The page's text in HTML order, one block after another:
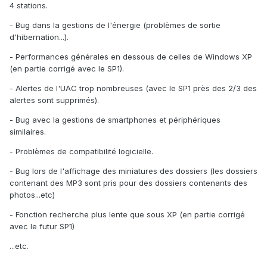
4 stations.
- Bug dans la gestions de l'énergie (problèmes de sortie
d'hibernation...).
- Performances générales en dessous de celles de Windows XP
(en partie corrigé avec le SP1).
- Alertes de l'UAC trop nombreuses (avec le SP1 près des 2/3 des
alertes sont supprimés).
- Bug avec la gestions de smartphones et périphériques
similaires.
- Problèmes de compatibilité logicielle.
- Bug lors de l'affichage des miniatures des dossiers (les dossiers
contenant des MP3 sont pris pour des dossiers contenants des
photos...etc)
- Fonction recherche plus lente que sous XP (en partie corrigé
avec le futur SP1)
...etc.